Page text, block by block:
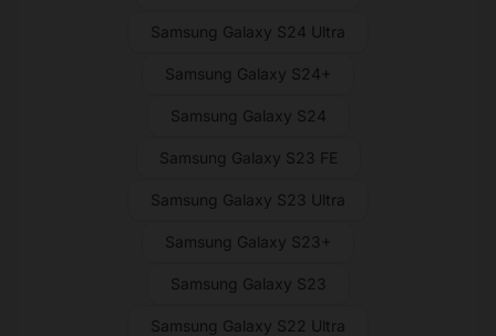
Samsung Galaxy S24 Ultra
Samsung Galaxy S24+
Samsung Galaxy S24
Samsung Galaxy S23 FE
Samsung Galaxy S23 Ultra
Samsung Galaxy S23+
Samsung Galaxy S23
Samsung Galaxy S22 Ultra